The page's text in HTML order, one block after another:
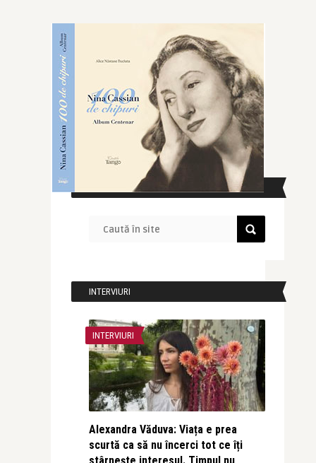
CAUTĂ ÎN SITE
INTERVIURI
INTERVIURI
Alexandra Văduva: Viața e prea
scurtă ca să nu încerci tot ce îți